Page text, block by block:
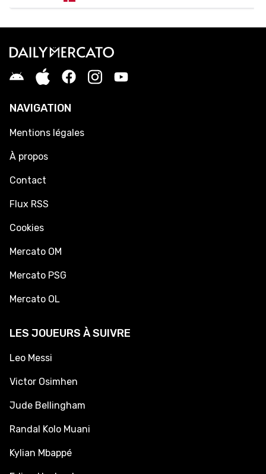
NAVIGATION
Mentions légales
À propos
Contact
Flux RSS
Cookies
Mercato OM
Mercato PSG
Mercato OL
LES JOUEURS À SUIVRE
Leo Messi
Victor Osimhen
Jude Bellingham
Randal Kolo Muani
Kylian Mbappé